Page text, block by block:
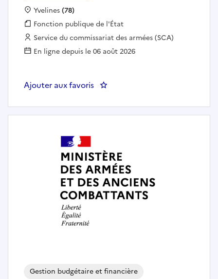
Localisation :
Yvelines(78)
Fonction publique :
Fonction publique de l'État
Employeur :
Service du commissariat des armées (SCA)
En ligne depuis le 06 août 2026
Ajouter aux favoris : GESTIONNAIRE PILOTAGE
Gestion budgétaire et financière